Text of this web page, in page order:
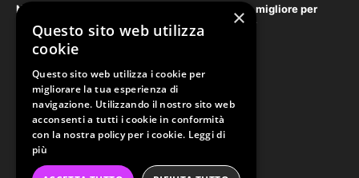
Negoziazione Assistita vs. Tribunale: la scelta migliore per
tutelare il vostro patrimonio e la vostra privacy
18/03/2026
Law & Disclaimer
PRIVACY POLICY
COOKIE POLICY
×
Questo sito web utilizza
cookie
Questo sito web utilizza i cookie per
migliorare la tua esperienza di
navigazione. Utilizzando il nostro sito web
acconsenti a tutti i cookie in conformità
con la nostra policy per i cookie. Leggi di
più